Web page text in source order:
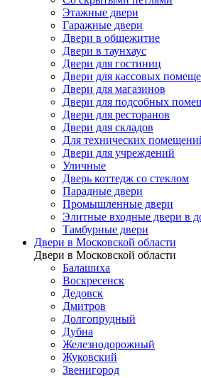
Этажные двери
Гаражные двери
Двери в общежитие
Двери в таунхаус
Двери для гостиниц
Двери для кассовых
Двери для магазинов
Двери для подсобных
Двери для ресторанов
Двери для складов
Для технических
Двери для учреждений
Уличные
Дверь коттедж со стеклом
Парадные двери
Промышленные двери
Элитные входные двери в
Тамбурные двери
Двери в Московской области
Двери в Московской области
Балашиха
Воскресенск
Дедовск
Дмитров
Долгопрудный
Дубна
Железнодорожный
Жуковский
Звенигород